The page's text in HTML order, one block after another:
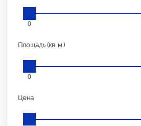
0
Площадь (кв. м.)
0
Цена